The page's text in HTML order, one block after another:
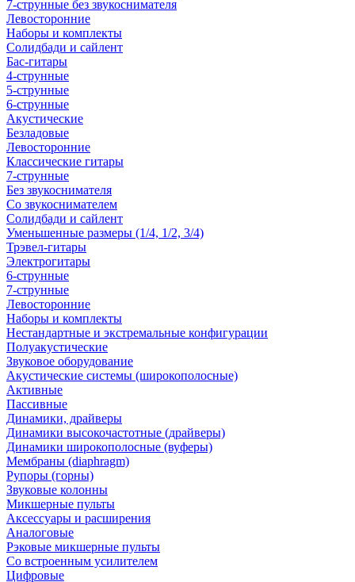
7-струнные без звукоснимателя
Левосторонние
Наборы и комплекты
Солидбади и сайлент
Бас-гитары
4-струнные
5-струнные
6-струнные
Акустические
Безладовые
Левосторонние
Классические гитары
7-струнные
Без звукоснимателя
Со звукоснимателем
Солидбади и сайлент
Уменьшенные размеры (1/4, 1/2, 3/4)
Трэвел-гитары
Электрогитары
6-струнные
7-струнные
Левосторонние
Наборы и комплекты
Нестандартные и экстремальные конфигурации
Полуакустические
Звуковое оборудование
Акустические системы (широкополосные)
Активные
Пассивные
Динамики, драйверы
Динамики высокочастотные (драйверы)
Динамики широкополосные (вуферы)
Мембраны (diaphragm)
Рупоры (горны)
Звуковые колонны
Микшерные пульты
Аксессуары и расширения
Аналоговые
Рэковые микшерные пульты
Со встроенным усилителем
Цифровые